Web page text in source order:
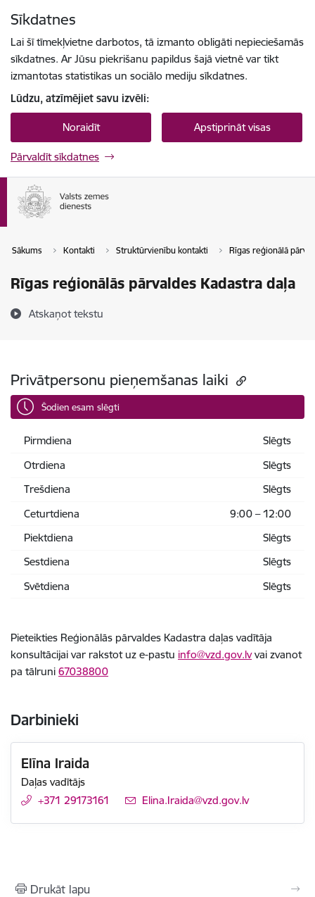
Sīkdatnes
Lai šī tīmekļvietne darbotos, tā izmanto obligāti nepieciešamās
sīkdatnes. Ar Jūsu piekrišanu papildus šajā vietnē var tikt
izmantotas statistikas un sociālo mediju sīkdatnes.
Lūdzu, atzīmējiet savu izvēli:
Noraidīt Apstiprināt visas
Pārvaldīt sīkdatnes
Sākums Kontakti Struktūrvienību kontakti Rīgas reģionālā
Rīgas reģionālās pārvaldes Kadastra daļa
Atskaņot tekstu
Privātpersonu pieņemšanas laiki
Šodien esam slēgti
Pirmdiena
Slēgts
Otrdiena
Slēgts
Trešdiena
Slēgts
Ceturtdiena
9:00 – 12:00
Piektdiena
Slēgts
Sestdiena
Slēgts
Svētdiena
Slēgts
Pieteikties Reģionālās pārvaldes Kadastra daļas vadītāja
konsultācijai var rakstot uz e-pastu info@vzd.gov.lvvai zvanot
pa tālruni 67038800
Darbinieki
Elīna Iraida
Daļas vadītājs
+371 29173161
E-pasts:
Elina.Iraida@vzd.gov.lv
Drukāt lapu